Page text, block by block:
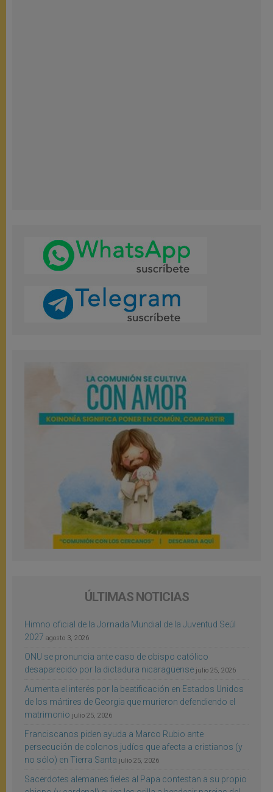
ÚLTIMAS NOTICIAS
Himno oficial de la Jornada Mundial de la Juventud Seúl
2027 agosto 3, 2026
ONU se pronuncia ante caso de obispo católico
desaparecido por la dictadura nicaragüense julio 25, 2026
Aumenta el interés por la beatificación en Estados Unidos
de los mártires de Georgia que murieron defendiendo el
matrimonio julio 25, 2026
Franciscanos piden ayuda a Marco Rubio ante
persecución de colonos judíos que afecta a cristianos (y
no sólo) en Tierra Santa julio 25, 2026
Sacerdotes alemanes fieles al Papa contestan a su propio